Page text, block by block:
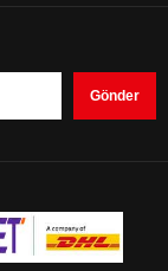
Gönder